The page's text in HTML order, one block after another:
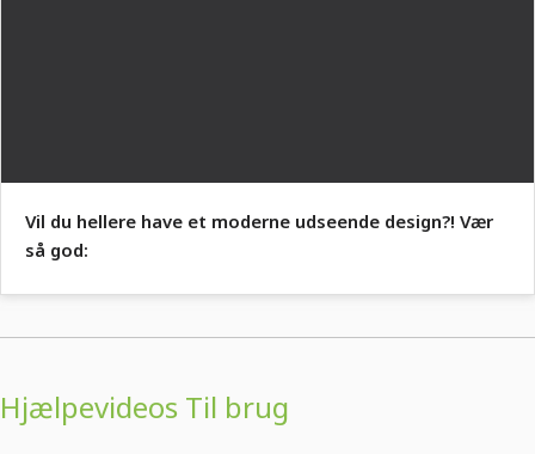
Vil du hellere have et moderne udseende design?! Vær
så god:
Hjælpevideos Til brug